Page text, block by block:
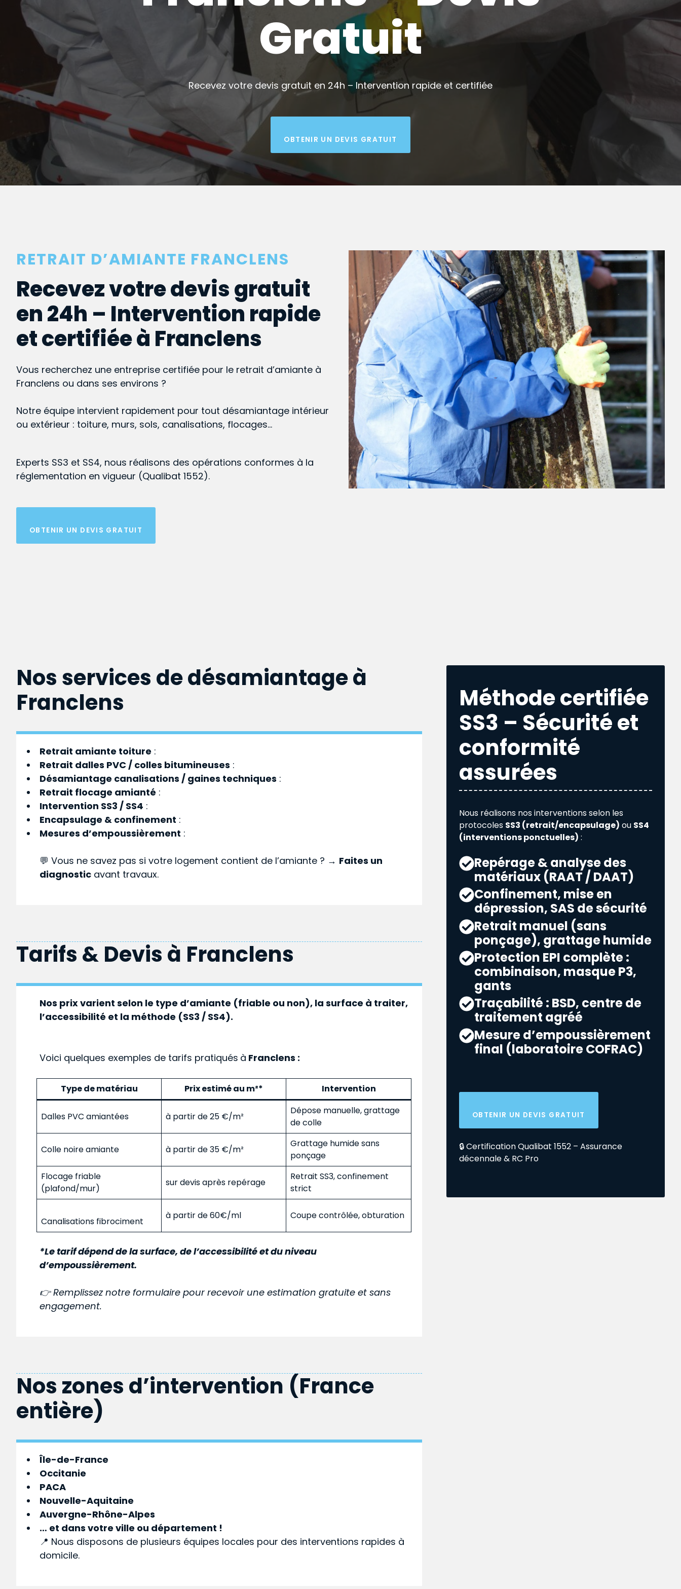
Gratuit
Recevez votre devis gratuit en 24h – Intervention rapide et certifiée
OBTENIR UN DEVIS GRATUIT
RETRAIT D’AMIANTE FRANCLENS
Recevez votre devis gratuit
en 24h – Intervention rapide
et certifiée à Franclens
Vous recherchez une entreprise certifiée pour le retrait d’amiante à
Franclens ou dans ses environs ?
Notre équipe intervient rapidement pour tout désamiantage intérieur
ou extérieur : toiture, murs, sols, canalisations, flocages…
Experts SS3 et SS4, nous réalisons des opérations conformes à la
réglementation en vigueur (Qualibat 1552).
OBTENIR UN DEVIS GRATUIT
Nos services de désamiantage à
Franclens
Retrait amiante toiture :
Retrait dalles PVC / colles bitumineuses :
Désamiantage canalisations / gaines techniques :
Retrait flocage amianté :
Intervention SS3 / SS4 :
Encapsulage & confinement :
Mesures d’empoussièrement :
💬 Vous ne savez pas si votre logement contient de l’amiante ? → Faites un
diagnostic avant travaux.
Tarifs & Devis à Franclens
Nos prix varient selon le type d’amiante (friable ou non), la surface à traiter,
l’accessibilité et la méthode (SS3 / SS4).
Voici quelques exemples de tarifs pratiqués à Franclens :
Type de matériau Prix estimé au m²* Intervention
Dalles PVC amiantées à partir de 25 €/m²
Dépose manuelle, grattage
de colle
Colle noire amiante à partir de 35 €/m²
Grattage humide sans
ponçage
Flocage friable
(plafond/mur)
sur devis après repérage
Retrait SS3, confinement
strict
Canalisations fibrociment
à partir de 60€/ml Coupe contrôlée, obturation
*Le tarif dépend de la surface, de l’accessibilité et du niveau
d’empoussièrement.
👉 Remplissez notre formulaire pour recevoir une estimation gratuite et sans
engagement.
Nos zones d’intervention (France
entière)
Île-de-France
Occitanie
PACA
Nouvelle-Aquitaine
Auvergne-Rhône-Alpes
… et dans votreville ou département !
📍 Nous disposons de plusieurs équipes locales pour des interventions rapides à
domicile.
Méthode certifiée
SS3 – Sécurité et
conformité
assurées
Nous réalisons nos interventions selon les
protocoles SS3 (retrait/encapsulage) ou SS4
(interventions ponctuelles) :
Repérage & analyse des
matériaux (RAAT / DAAT)
Confinement, mise en
dépression, SAS de sécurité
Retrait manuel (sans
ponçage), grattage humide
Protection EPI complète :
combinaison, masque P3,
gants
Traçabilité : BSD, centre de
traitement agréé
Mesure d’empoussièrement
final (laboratoire COFRAC)
OBTENIR UN DEVIS GRATUIT
🔒 Certification Qualibat 1552 – Assurance
décennale & RC Pro